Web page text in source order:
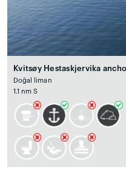
Kvitsøy Hestaskjervika
Doğal liman
1.1 nm S